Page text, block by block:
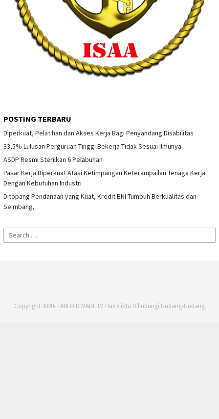
POSTING TERBARU
Diperkuat, Pelatihan dan Akses Kerja Bagi Penyandang Disabilitas
33,5% Lulusan Perguruan Tinggi Bekerja Tidak Sesuai Ilmunya
ASDP Resmi Sterilkan 6 Pelabuhan
Pasar Kerja Diperkuat Atasi Ketimpangan Keterampailan Tenaga Kerja
Dengan Kebutuhan Industri
Ditopang Pendanaan yang Kuat, Kredit BNI Tumbuh Berkualitas dan
Seimbang,
Search
for:
Copyright 2020- TABLOID MARITIM Hak Cipta Dilindungi Undang-Undang